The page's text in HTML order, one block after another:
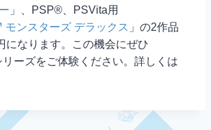
」、PSP®、PSVita用
ンスターズ デラックス 」の2作品
になります。この機会にぜひ
ーズをご体験ください。詳しくは